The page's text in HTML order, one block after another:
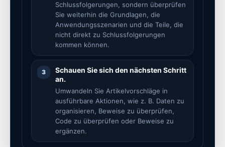
Schlussfolgerungen, sondern überprüfen
Sie weiterhin die Grundlagen, die
Anwendungsszenarien und die Teile, die
nicht direkt zu Schlussfolgerungen
kommen können.
3
Schauen Sie sich den nächsten Schritt
an.
Umwandeln Sie Artikelvorschläge in
ausführbare Aktionen, wie z. B. Daten zu
organisieren, Beweise zu überprüfen,
Code zu überprüfen oder Beweise zu
ergänzen.